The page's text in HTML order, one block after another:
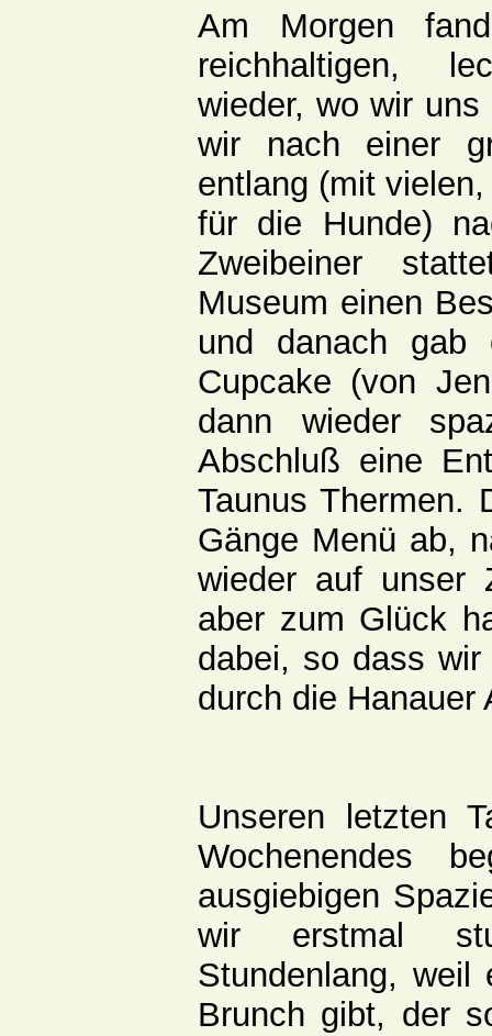
Am Morgen
reichhaltigen,
wieder, wo wir
wir nach einer
entlang (mit
für die Hunde)
Zweibeiner
Museum einen
und danach gab
Cupcake (von
dann wieder
Abschluß eine
Taunus Thermen.
Gänge Menü ab,
wieder auf unser
aber zum Glück
dabei, so dass
durch die Hanauer
Unseren letzten
Wochenendes
ausgiebigen
wir erstmal
Stundenlang,
Brunch gibt, der